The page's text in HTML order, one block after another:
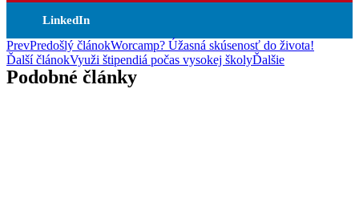
LinkedIn
PrevPredošlý článokWorcamp? Úžasná skúsenosť do života!
Ďalší článokVyuži štipendiá počas vysokej školyĎalšie
Podobné články